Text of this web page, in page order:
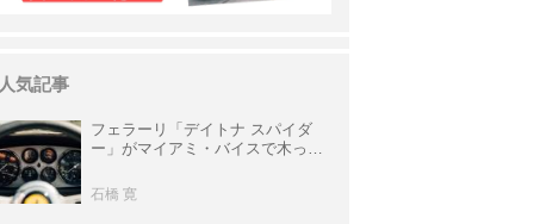
人気記事
フェラーリ「デイトナ スパイダ
ー」がマイアミ・バイスで木っ端
サ」に化けた理由
石橋 寛